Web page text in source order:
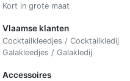
Kort in grote maat
Vlaamse klanten
Cocktailkleedjes / Cocktailkledij
Galakleedjes / Galakledij
Accessoires